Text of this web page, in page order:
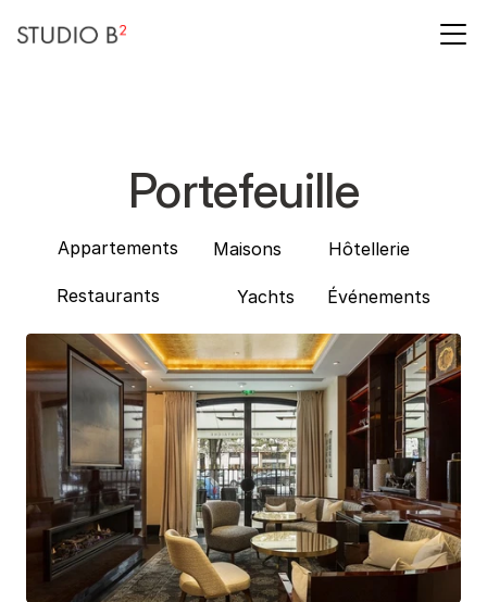
Portefeuille
Hôtellerie
Maisons
Restaurants Événements
Yachts
Appartements